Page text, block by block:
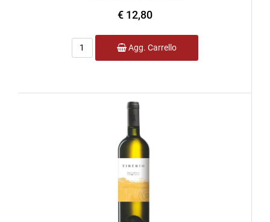
€ 12,80
Quantità
Agg. Carrello